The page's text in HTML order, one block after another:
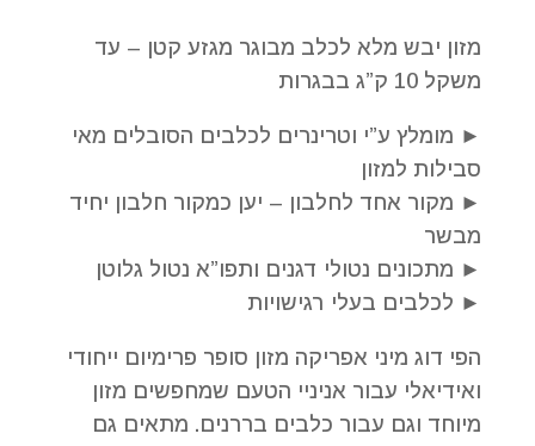
מזון יבש מלא לכלב מבוגר מגזע קטן – עד
משקל 10 ק”ג בבגרות
► מומלץ ע”י וטרינרים לכלבים הסובלים מאי
סבילות למזון
► מקור אחד לחלבון – יען כמקור חלבון יחיד
מבשר
► מתכונים נטולי דגנים ותפו”א נטול גלוטן
► לכלבים בעלי רגישויות
הפי דוג מיני אפריקה מזון סופר פרימיום ייחודי
ואידיאלי עבור אניניי הטעם שמחפשים מזון
מיוחד וגם עבור כלבים בררנים. מתאים גם